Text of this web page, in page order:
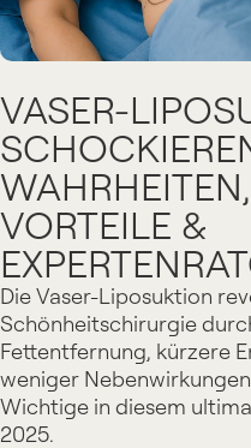
VASER-
VORTEILE &
Die Vaser-Liposuktion
Schönheitschirurgie
Fettentfernung, kürzere
weniger
Wichtige in diesem
2025.